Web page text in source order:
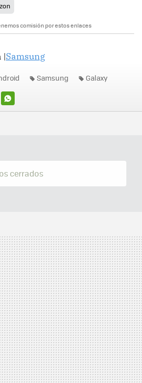
comisión por estos enlaces
|Samsung
WHATSAPP
Samsung Galaxy
cerrados